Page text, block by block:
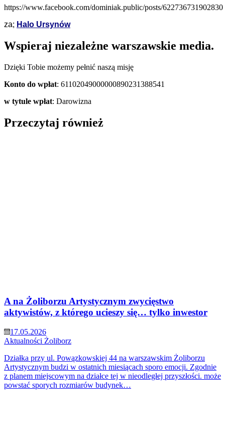
https://www.facebook.com/dominiak.public/posts/622736731902830
za; Halo Ursynów
Wspieraj niezależne warszawskie media.
Dzięki Tobie możemy pełnić naszą misję
Konto do wpłat: 61102049000000890231388541
w tytule wpłat: Darowizna
Przeczytaj również
A na Żoliborzu Artystycznym zwycięstwo
aktywistów, z którego ucieszy się… tylko inwestor
17.05.2026
Aktualności Żoliborz
Działka przy ul. Powązkowskiej 44 na warszawskim Żoliborzu
Artystycznym budzi w ostatnich miesiącach sporo emocji. Zgodnie
z planem miejscowym na działce tej w nieodległej przyszłości. może
powstać sporych rozmiarów budynek…